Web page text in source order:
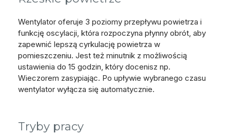
Wentylator oferuje 3 poziomy przepływu powietrza i
funkcję oscylacji, która rozpoczyna płynny obrót, aby
zapewnić lepszą cyrkulację powietrza w
pomieszczeniu. Jest też minutnik z możliwością
ustawienia do 15 godzin, który docenisz np.
Wieczorem zasypiając. Po upływie wybranego czasu
wentylator wyłącza się automatycznie.
Tryby pracy